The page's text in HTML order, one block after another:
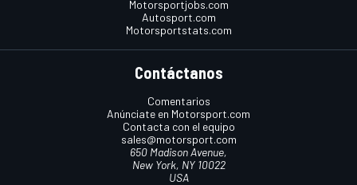
Motorsportjobs.com
Autosport.com
Motorsportstats.com
Contáctanos
Comentarios
Anúnciate en Motorsport.com
Contacta con el equipo
sales@motorsport.com
650 Madison Avenue,
New York, NY 10022
USA